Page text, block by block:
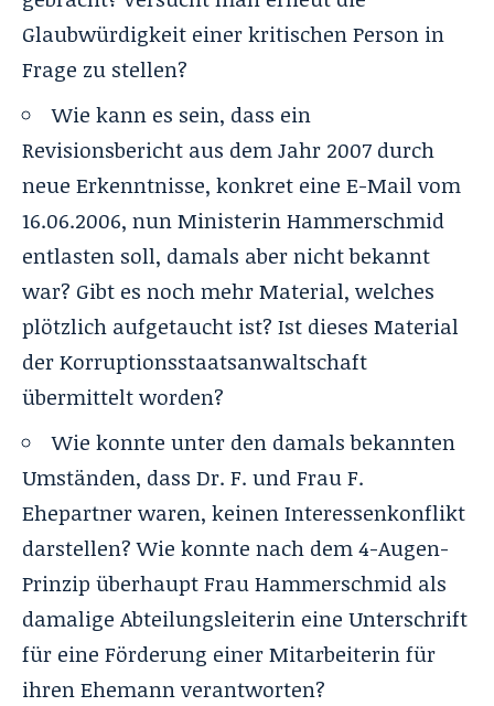
Glaubwürdigkeit einer kritischen Person in
Frage zu stellen?
Wie kann es sein, dass ein
Revisionsbericht aus dem Jahr 2007 durch
neue Erkenntnisse, konkret eine E-Mail vom
16.06.2006, nun Ministerin Hammerschmid
entlasten soll, damals aber nicht bekannt
war? Gibt es noch mehr Material, welches
plötzlich aufgetaucht ist? Ist dieses Material
der Korruptionsstaatsanwaltschaft
übermittelt worden?
Wie konnte unter den damals bekannten
Umständen, dass Dr. F. und Frau F.
Ehepartner waren, keinen Interessenkonflikt
darstellen? Wie konnte nach dem 4-Augen-
Prinzip überhaupt Frau Hammerschmid als
damalige Abteilungsleiterin eine Unterschrift
für eine Förderung einer Mitarbeiterin für
ihren Ehemann verantworten?